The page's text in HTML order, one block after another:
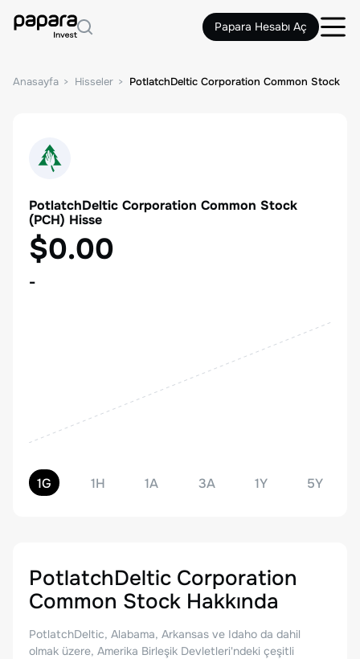
Papara Hesabı Aç
Anasayfa Hisseler PotlatchDeltic Corporation Common Stock
PotlatchDeltic Corporation Common Stock
(PCH) Hisse
$0.00
-
1G 1H 1A 3A 1Y 5Y
PotlatchDeltic Corporation
Common Stock Hakkında
PotlatchDeltic, Alabama, Arkansas ve Idaho da dahil
olmak üzere, Amerika Birleşik Devletleri'ndeki çeşitli